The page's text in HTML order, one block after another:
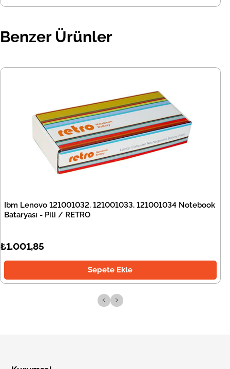
Benzer Ürünler
Ibm Lenovo 121001032, 121001033, 121001034 Notebook
Bataryası - Pili / RETRO
₺1.001,85
Sepete Ekle
‹ ›